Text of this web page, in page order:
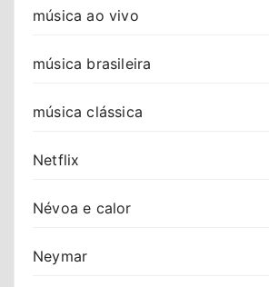
música ao vivo
música brasileira
música clássica
Netflix
Névoa e calor
Neymar